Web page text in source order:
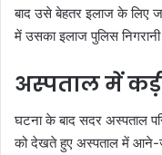
बाद उसे बेहतर इलाज के लिए
में उसका इलाज पुलिस
अस्पताल में
घटना के बाद सदर अस्पताल
को देखते हुए अस्पताल में आने-